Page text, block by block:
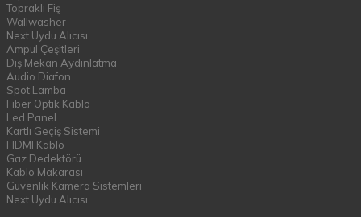
Topraklı Fiş
Wallwasher
Next Uydu Alıcısı
Ampul Çeşitleri
Dış Mekan Aydınlatma
Audio Diafon
Spot Lamba
Fiber Optik Kablo
Led Panel
Kartlı Geçiş Sistemi
HDMI Kablo
Gaz Dedektörü
Kablo Makarası
Güvenlik Kamera Sistemleri
Next Uydu Alıcısı